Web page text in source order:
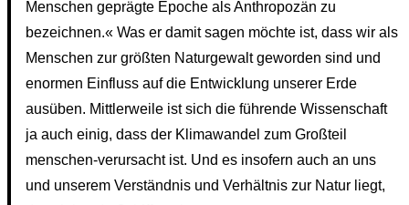
Menschen geprägte Epoche als Anthropozän zu
bezeichnen.« Was er damit sagen möchte ist, dass wir als
Menschen zur größten Naturgewalt geworden sind und
enormen Einfluss auf die Entwicklung unserer Erde
ausüben. Mittlerweile ist sich die führende Wissenschaft
ja auch einig, dass der Klimawandel zum Großteil
menschen-verursacht ist. Und es insofern auch an uns
und unserem Verständnis und Verhältnis zur Natur liegt,